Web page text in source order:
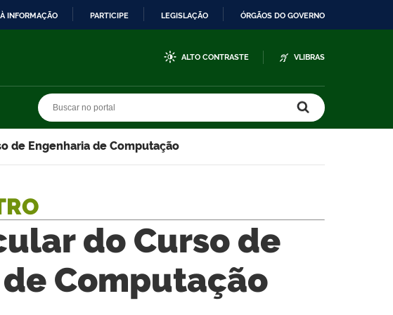
INFORMAÇÃO PARTICIPE LEGISLAÇÃO ÓRGÃOS DO GOVERNO
ALTO CONTRASTE VLIBRAS
de Engenharia de Computação
do Curso de
Computação